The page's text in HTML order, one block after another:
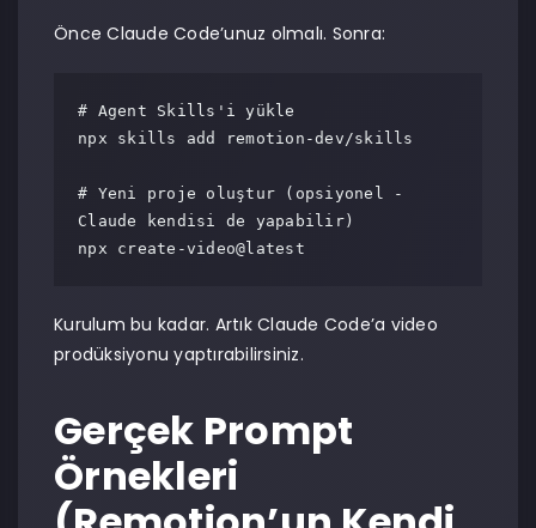
Önce Claude Code’unuz olmalı. Sonra:
# Agent Skills'i yükle
npx skills add remotion-dev/skills
# Yeni proje oluştur (opsiyonel -
Claude kendisi de yapabilir)
npx create-video@latest
Kurulum bu kadar. Artık Claude Code’a video
prodüksiyonu yaptırabilirsiniz.
Gerçek Prompt
Örnekleri